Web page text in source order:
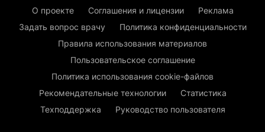
О проекте Соглашения и лицензии
Реклама
Задать вопрос врачу
Политика конфиденциальности
Правила использования материалов
Пользовательское соглашение
Политика использования cookie-файлов
Рекомендательные технологии
Статистика
Техподдержка
Руководство пользователя